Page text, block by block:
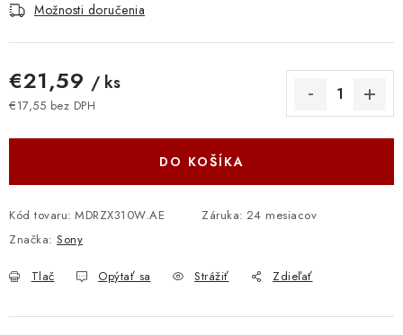
ZNAČKY
Odstúpenie od zmluvy
Formuláre na stiahnutie
Napíšte nám
Možnosti doručenia
€21,59 / ks
€17,55 bez DPH
DO KOŠÍKA
Kód tovaru: MDRZX310W.AE Záruka: 24 mesiacov
Značka: Sony
Tlač Opýtať sa Strážiť Zdieľať